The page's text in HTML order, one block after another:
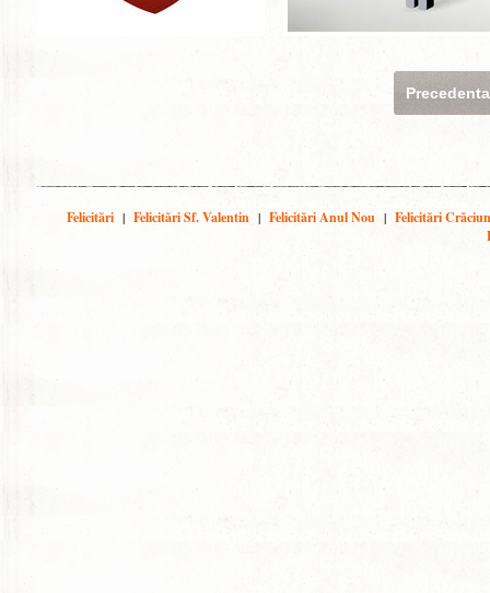
Precedenta
Felicitări | Felicitări Sf. Valentin | Felicitări Anul Nou | Felicitări